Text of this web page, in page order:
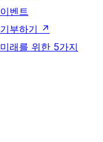
이벤트
기부하기 ↗
미래를 위한 5가지